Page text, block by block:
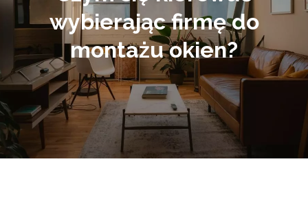
wybierając firmę do
montażu okien?